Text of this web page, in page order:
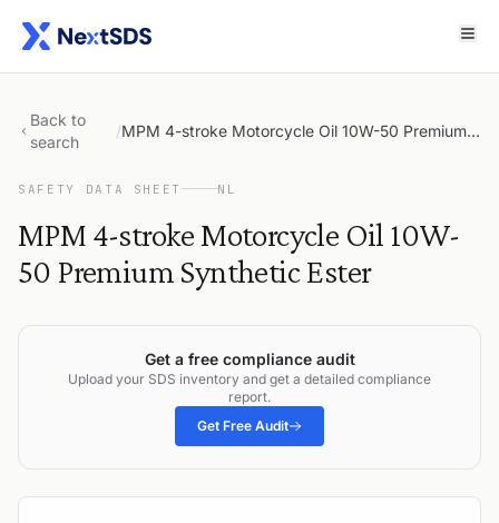
Back to
search
/ MPM 4-stroke Motorcycle Oil 10W-50 Premium Synthetic Ester
SAFETY DATA SHEET NL
MPM 4-stroke Motorcycle Oil 10W-
50 Premium Synthetic Ester
Get a free compliance audit
Upload your SDS inventory and get a detailed compliance
report.
Get Free Audit